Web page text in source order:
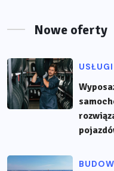
Nowe oferty
USŁUGI